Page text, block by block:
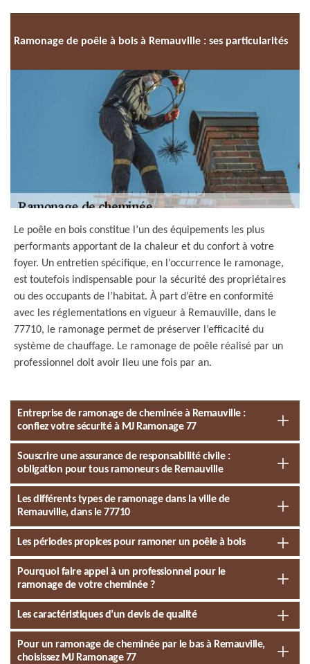
Ramonage de poêle à bois à Remauville : ses particularités
Le poêle en bois constitue l’un des équipements les plus
performants apportant de la chaleur et du confort à votre
foyer. Un entretien spécifique, en l’occurrence le ramonage,
est toutefois indispensable pour la sécurité des propriétaires
ou des occupants de l’habitat. À part d’être en conformité
avec les réglementations en vigueur à Remauville, dans le
77710, le ramonage permet de préserver l’efficacité du
système de chauffage. Le ramonage de poêle réalisé par un
professionnel doit avoir lieu une fois par an.
Entreprise de ramonage de cheminée à Remauville :
confiez votre sécurité à MJ Ramonage 77
Souscrire une assurance de responsabilité civile :
obligation pour tous ramoneurs de Remauville
Les différents types de ramonage dans la ville de
Remauville, dans le 77710
Les périodes propices pour ramoner un poêle à bois
Pourquoi faire appel à un professionnel pour le
ramonage de votre cheminée ?
Les caractéristiques d’un devis de qualité
Pour un ramonage de cheminée par le bas à Remauville,
choisissez MJ Ramonage 77